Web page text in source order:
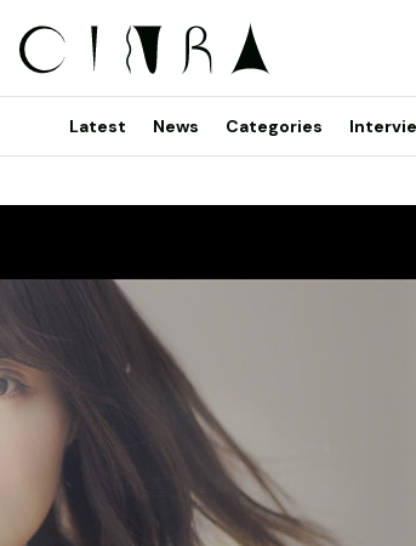
Latest News Categories